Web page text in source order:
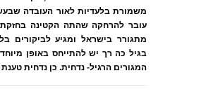
משמורת בלעדיות לאור העובדה
עובר להרחקה שהתה הקטינה
מתגורר בישראל ומגיע לביקורים
בגיל כה רך יש להתייחס באופן
המגורים הרגיל- נדחית. כן נדחית טענת